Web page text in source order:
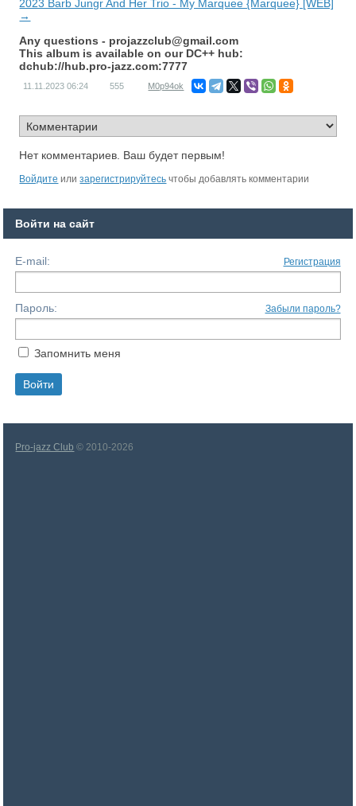
2023 Barb Jungr And Her Trio - My Marquee {Marquee} [WEB]
→
Any questions - projazzclub@gmail.com
This album is available on our DC++ hub:
dchub://hub.pro-jazz.com:7777
11.11.2023 06:24 555 M0p94ok
Нет комментариев. Ваш будет первым!
Войдите илизарегистрируйтесь чтобы добавлять комментарии
Войти на сайт
E-mail: Регистрация
Пароль: Забыли пароль?
Запомнить меня
Pro-jazz Club © 2010-2026